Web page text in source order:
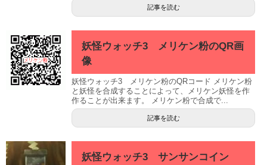
記事を読む
妖怪ウォッチ3 メリケン粉のQR画
像
妖怪ウォッチ3 メリケン粉のQRコード メリケン粉
と妖怪を合成することによって、メリケン妖怪を作
作ることが出来ます。 メリケン粉で合成で...
記事を読む
妖怪ウォッチ3 サンサンコイン